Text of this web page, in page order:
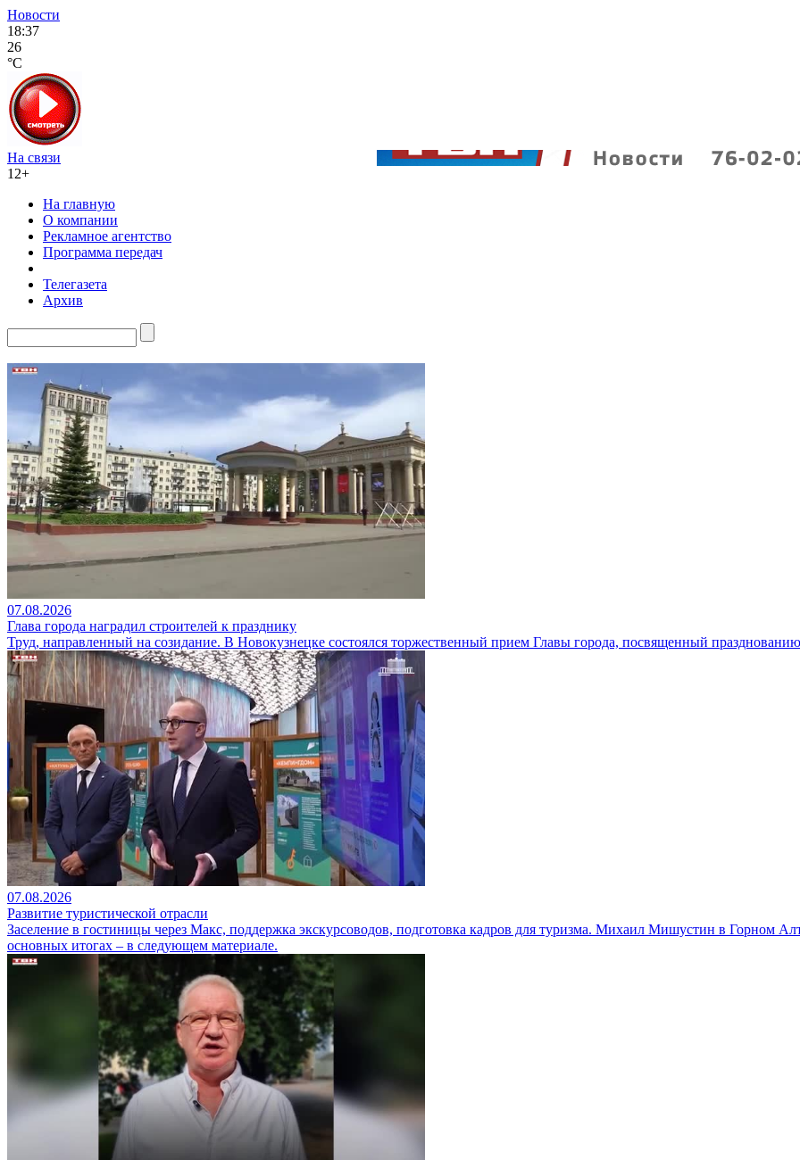
Новости
18:37
26
°C
На связи
12+
На главную
О компании
Рекламное агентство
Программа передач
Телегазета
Архив
07.08.2026
Глава города наградил строителей к празднику
Труд, направленный на созидание. В Новокузнецке состоялся торжественный прием Главы города, посвященный
07.08.2026
Развитие туристической отрасли
Заселение в гостиницы через Макс, поддержка экскурсоводов, подготовка кадров для туризма. Михаил Мишустин в Горном
основных итогах – в следующем материале.